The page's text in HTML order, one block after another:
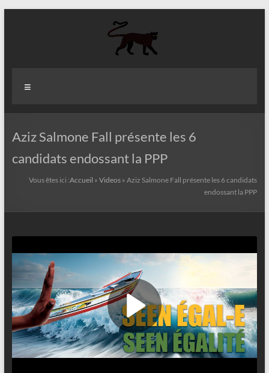
Fall
Internationaliste
Aziz Salmone Fall présente les 6
candidats endossant la PPP
Vous êtes ici :Accueil »Videos »Aziz Salmone Fall présente les 6 candidats
endossant la PPP